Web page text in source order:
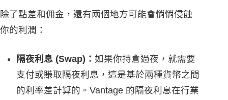
除了點差和佣金，還有兩個地方可能會悄悄侵蝕
你的利潤：
隔夜利息 (Swap)： 如果你持倉過夜，就需要
支付或賺取隔夜利息，這是基於兩種貨幣之間
的利率差計算的。Vantage 的隔夜利息在行業